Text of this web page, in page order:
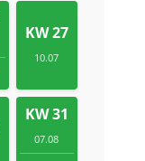
KW 27
10.07
KW 31
07.08